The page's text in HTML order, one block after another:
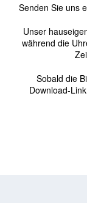
Senden Sie uns
Unser
während die
Sobald die
Download-